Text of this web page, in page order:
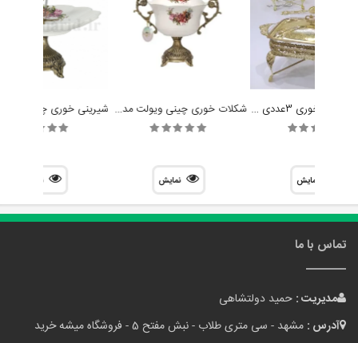
سرویس سوفله خوری 3عددی دیانا کد G01
نمایش
شکلات خوری چینی ویولت مدل راشل
نمایش
تماس با ما
مدیریت : حمید دولتشاهی
آدرس : مشهد - سی متری طلاب - نبش مفتح 5 - فروشگاه میشه خرید